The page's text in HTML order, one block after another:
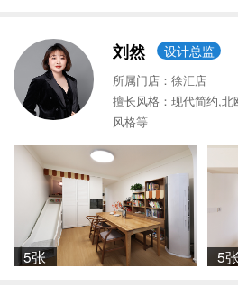
刘然 设计总监
所属门店：徐汇店
擅长风格：现代简约,北
风格等
5张 5